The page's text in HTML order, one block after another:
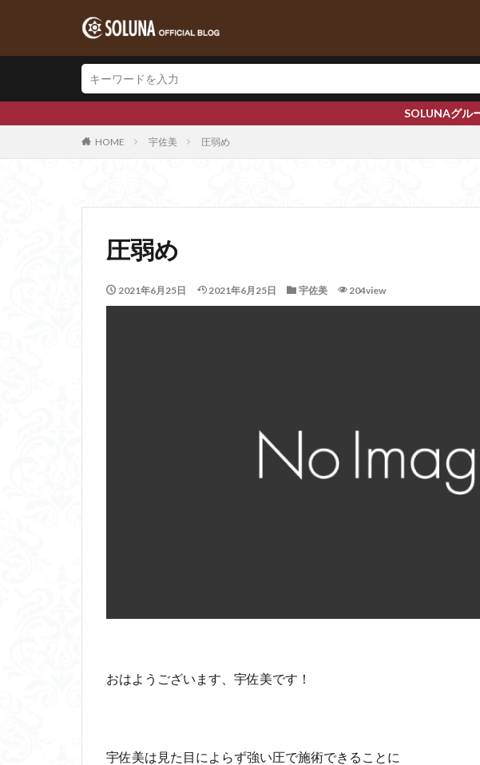
SOLUNAグループ公式ブログです 完全
HOME 宇佐美 圧弱め
圧弱め
2021年6月25日 2021年6月25日 宇佐美 204view
おはようございます、宇佐美です！
宇佐美は見た目によらず強い圧で施術できることに